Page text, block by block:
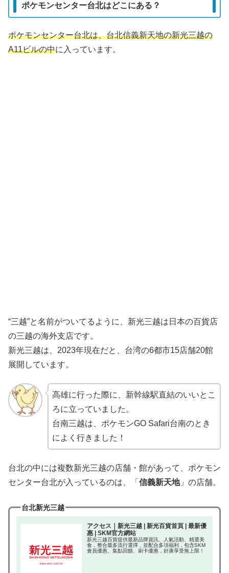
ポケモンセンター台北はどこにある？
ポケモンセンター台北は、台北信義新天地の新光三越の
A11ビルの中に入っています。
“三越”と名前がついてるように、新光三越は日本の百貨店
の三越の海外支店です。
新光三越は、2023年現在だと、台湾の6都市15店舗20館
展開しています。
高雄に行った際に、新幹線駅直結のいいとこ
ろに立っていました。
台南三越は、ポケモンGO Safari台南のとき
によく行きました！
台北の中には複数新光三越の店舗・館があって、ポケモン
センター台北が入っているのは、「 信義新天地」の店舗。
台北新光三越
アクセス｜新光三越 | 新光百貨首頁 | 最新優
惠 | SKM官方網站
新光三越百貨提供最新品牌資訊、人氣活動、精選美
食，整合最多流行選擇，並配合多項福利，包含SKM
會員優惠、集點回饋、刷卡優惠，好康享受無上限！